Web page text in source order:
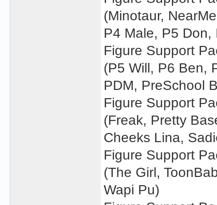
(Minotaur,
P4 Male, P5
Figure Support
(P5 Will, P6 Ben,
PDM, PreSchool
Figure Support
(Freak, Pretty
Cheeks Lina,
Figure Support
(The Girl,
Wapi Pu)